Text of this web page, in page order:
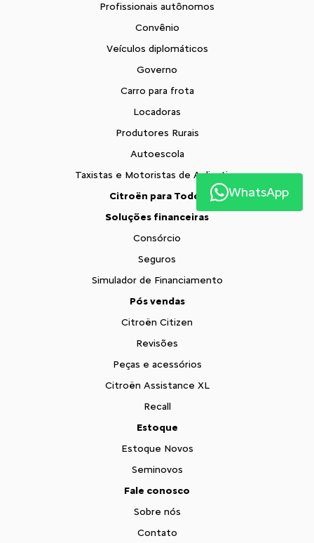
Profissionais autônomos
Convênio
Veículos diplomáticos
Governo
Carro para frota
Locadoras
Produtores Rurais
Autoescola
Taxistas e Motoristas de Aplicativo
Citroën para Todos
Soluções financeiras
Consórcio
Seguros
Simulador de Financiamento
Pós vendas
Citroën Citizen
Revisões
Peças e acessórios
Citroën Assistance XL
Recall
Estoque
Estoque Novos
Seminovos
Fale conosco
Sobre nós
Contato
WhatsApp